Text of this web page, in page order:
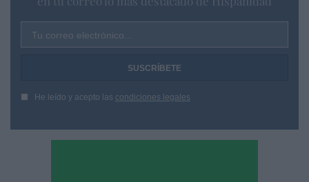
Tu correo electrónico...
He leído y acepto las condiciones legales